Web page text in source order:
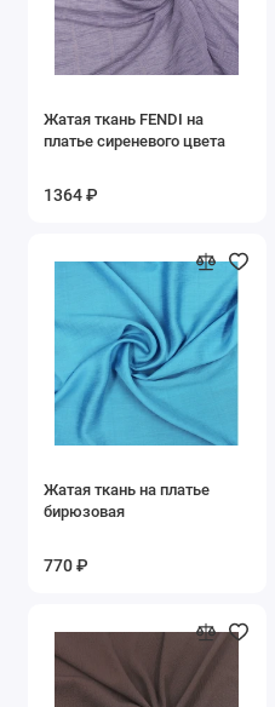
Жатая ткань FENDI на
платье сиреневого цвета
1364 ₽
Жатая ткань на платье
бирюзовая
770 ₽